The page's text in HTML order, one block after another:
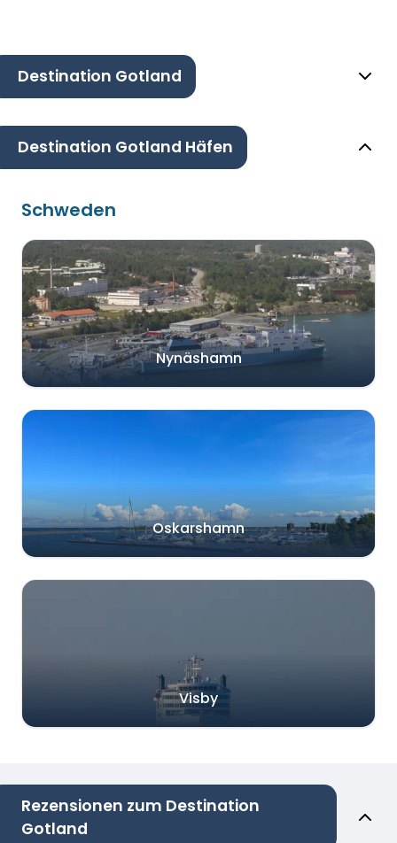
Destination Gotland
Destination Gotland Häfen
Schweden
Nynäshamn
Oskarshamn
Visby
Rezensionen zum Destination
Gotland